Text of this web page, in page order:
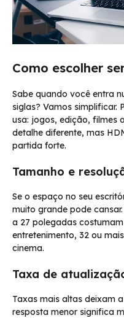
Como escolher
Sabe quando você entra
siglas? Vamos simplificar.
usa: jogos, edição, filmes
detalhe diferente, mas
partida forte.
Tamanho e
Se o espaço no seu
muito grande pode
a 27 polegadas
entretenimento, 32 ou
cinema.
Taxa de
Taxas mais altas deixam
resposta menor significa